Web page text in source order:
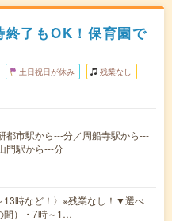
了もOK！保育園で
土日祝日が休み 残業なし
都市駅から---分／周船寺駅から---
門駅から---分
13時など！〉※残業なし！▼選べ
間）・7時～1…